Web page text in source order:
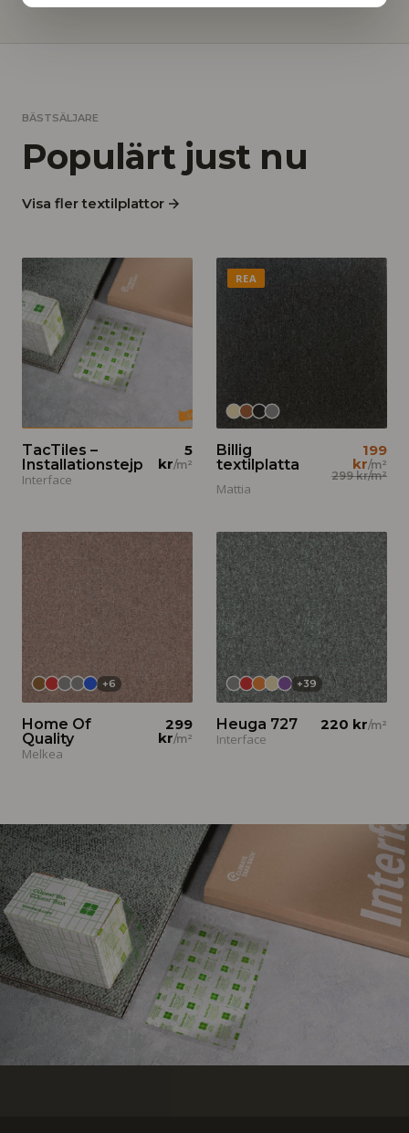
BÄSTSÄLJARE
Populärt just nu
Visa fler textilplattor
TacTiles –
Installationstejp
5
kr/m²
Interface
REA
Billig
textilplatta
199
kr/m²
299 kr/m²
Mattia
+6
Home Of
Quality
299
kr/m²
Melkea
+39
Heuga 727 220 kr/m²
Interface